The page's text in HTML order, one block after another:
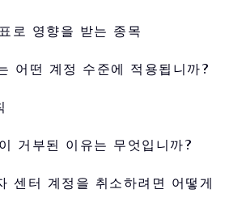
로 영향을 받는 종목
어떤 계정 수준에 적용됩니까?
거부된 이유는 무엇입니까?
센터 계정을 취소하려면 어떻게